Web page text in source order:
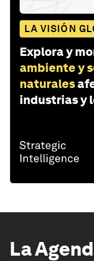
LA VISIÓN
Explora y
ambiente y
naturales
industrias y
La